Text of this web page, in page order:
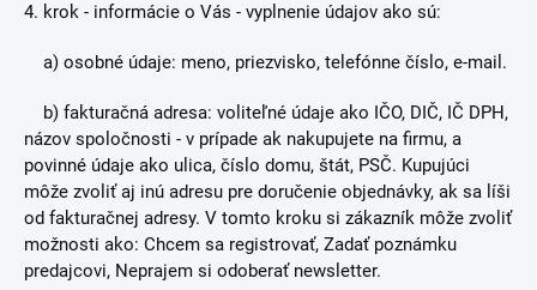
4. krok - informácie o Vás - vyplnenie údajov ako sú:
a) osobné údaje: meno, priezvisko, telefónne číslo, e-mail.
b) fakturačná adresa: voliteľné údaje ako IČO, DIČ, IČ DPH,
názov spoločnosti - v prípade ak nakupujete na firmu, a
povinné údaje ako ulica, číslo domu, štát, PSČ. Kupujúci
môže zvoliť aj inú adresu pre doručenie objednávky, ak sa líši
od fakturačnej adresy. V tomto kroku si zákazník môže zvoliť
možnosti ako: Chcem sa registrovať, Zadať poznámku
predajcovi, Neprajem si odoberať newsletter.